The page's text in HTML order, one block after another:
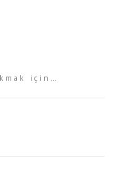
için…